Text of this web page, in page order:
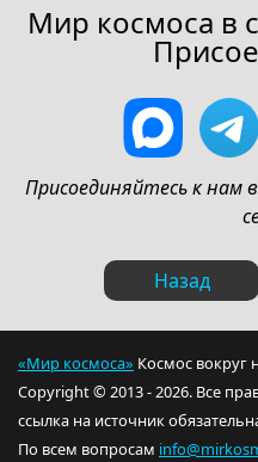
Мир космоса в
Присоединяйтесь к нам
Назад
«Мир космоса» Космос вокруг
Copyright © 2013 - 2026. Все
ссылка на источник
По всем вопросам